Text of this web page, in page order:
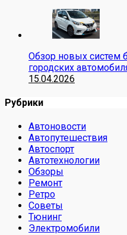
Обзор новых систем
городских
15.04.2026
Рубрики
Автоновости
Автопутешествия
Автоспорт
Автотехнологии
Обзоры
Ремонт
Ретро
Советы
Тюнинг
Электромобили